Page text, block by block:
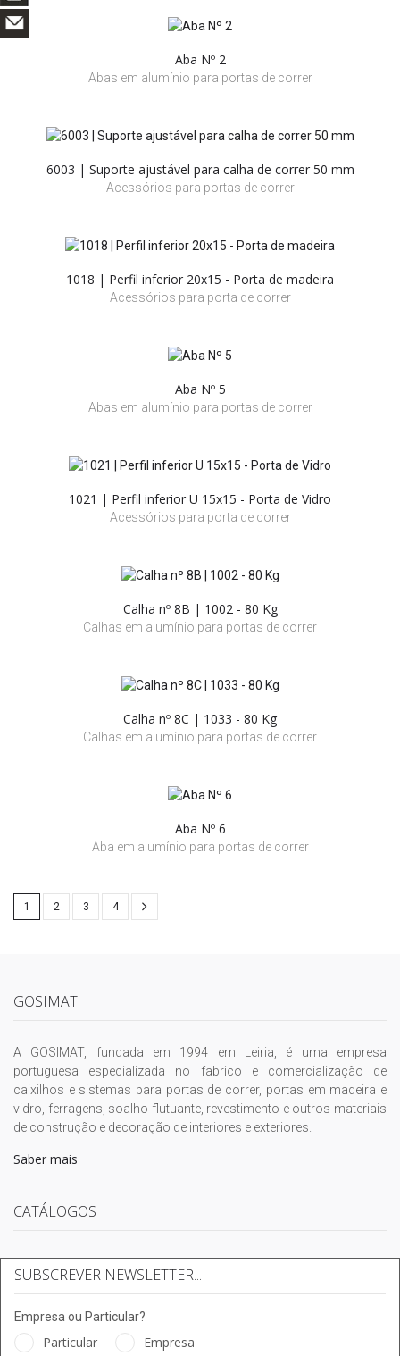
Aba Nº 2
Abas em alumínio para portas de correr
6003 | Suporte ajustável para calha de correr 50 mm
Acessórios para portas de correr
1018 | Perfil inferior 20x15 - Porta de madeira
Acessórios para porta de correr
Aba Nº 5
Abas em alumínio para portas de correr
1021 | Perfil inferior U 15x15 - Porta de Vidro
Acessórios para porta de correr
Calha nº 8B | 1002 - 80 Kg
Calhas em alumínio para portas de correr
Calha nº 8C | 1033 - 80 Kg
Calhas em alumínio para portas de correr
Aba Nº 6
Aba em alumínio para portas de correr
1 2 3 4
GOSIMAT
A GOSIMAT, fundada em 1994 em Leiria, é uma empresa
portuguesa especializada no fabrico e comercialização de
caixilhos e sistemas para portas de correr, portas em madeira e
vidro, ferragens, soalho flutuante, revestimento e outros materiais
de construção e decoração de interiores e exteriores.
Saber mais
CATÁLOGOS
SUBSCREVER NEWSLETTER...
Empresa ou Particular?
Particular Empresa